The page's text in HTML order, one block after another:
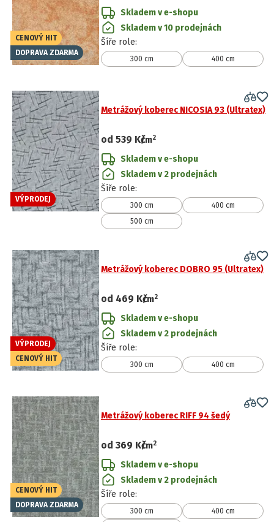
CENOVÝ HIT
DOPRAVA ZDARMA
Skladem v e-shopu
Skladem v 10 prodejnách
Šíře role:
300 cm 400 cm
VÝPRODEJ
Metrážový koberec NICOSIA 93 (Ultratex)
od 539 Kč
/m2
Skladem v e-shopu
Skladem v 2 prodejnách
Šíře role:
300 cm
400 cm
500 cm
VÝPRODEJ
CENOVÝ HIT
Metrážový koberec DOBRO 95 (Ultratex)
od 469 Kč
/m2
Skladem v e-shopu
Skladem v 2 prodejnách
Šíře role:
300 cm 400 cm
CENOVÝ HIT
DOPRAVA ZDARMA
Metrážový koberec RIFF 94 šedý
od 369 Kč
/m2
Skladem v e-shopu
Skladem v 2 prodejnách
Šíře role:
300 cm
400 cm